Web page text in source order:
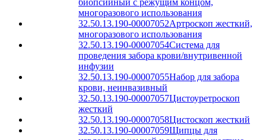
биопсийный с режущим концом,
многоразового использования
32.50.13.190-00007052Артроскоп жесткий,
многоразового использования
32.50.13.190-00007054Система для
проведения забора крови/внутривенной
инфузии
32.50.13.190-00007055Набор для забора
крови, неинвазивный
32.50.13.190-00007057Цистоуретроскоп
жесткий
32.50.13.190-00007058Цистоскоп жесткий
32.50.13.190-00007059Щипцы для